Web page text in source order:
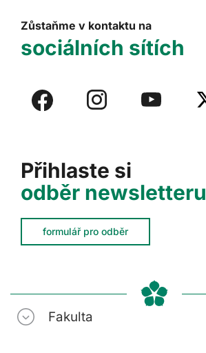
Přihlaste si
odběr newsletteru
formulář pro odběr
Zůstaňme v kontaktu na
sociálních sítích
Fakulta